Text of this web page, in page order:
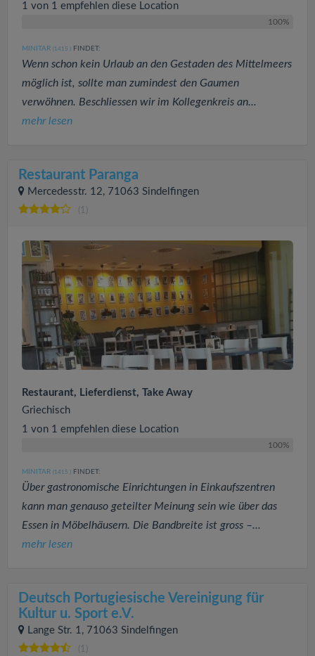
1 von 1 empfehlen diese Location
100%
MINITAR (1415 ) FINDET:
Wenn schon kein Urlaub an den Gestaden des Mittelmeers
möglich ist, sollte man zumindest den Gaumen
verwöhnen. Beschliessen wir im Kollegenkreis an...
mehr lesen
Restaurant Paranga
Mercedesstr. 12, 71063 Sindelfingen
(1)
Restaurant, Lieferdienst, Take Away
Griechisch
1 von 1 empfehlen diese Location
100%
MINITAR (1415 ) FINDET:
Über gastronomische Einrichtungen in Einkaufszentren
kann man genauso geteilter Meinung sein wie über das
Essen in Möbelhäusern. Die Bandbreite ist gross –...
mehr lesen
Deutsch Portugiesische Vereinigung für
Kultur u. Sport e.V.
Lange Str. 1, 71063 Sindelfingen
(1)